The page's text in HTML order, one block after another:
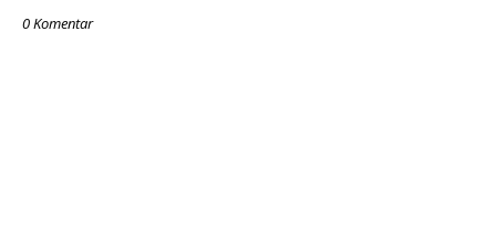
0 Komentar